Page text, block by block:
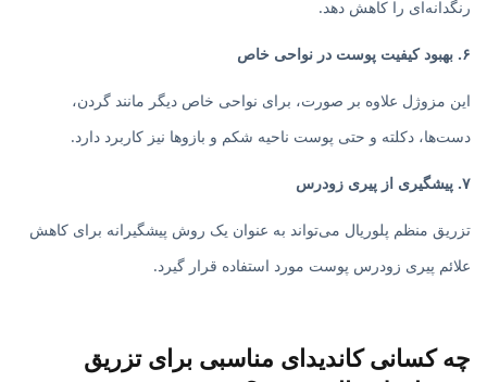
رنگدانه‌ای را کاهش دهد.
۶. بهبود کیفیت پوست در نواحی خاص
این مزوژل علاوه بر صورت، برای نواحی خاص دیگر مانند گردن،
دست‌ها، دکلته و حتی پوست ناحیه شکم و بازوها نیز کاربرد دارد.
۷. پیشگیری از پیری زودرس
تزریق منظم پلوریال می‌تواند به عنوان یک روش پیشگیرانه برای کاهش
علائم پیری زودرس پوست مورد استفاده قرار گیرد.
چه کسانی کاندیدای مناسبی برای تزریق